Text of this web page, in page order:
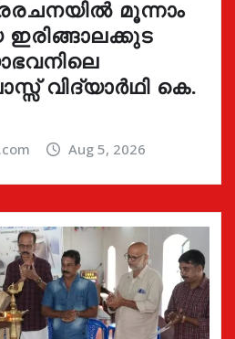
മൂന്നാം
ഇരിങ്ങാലക്കുട
വിദ്യാർഥി കെ.
Aug 5, 2026